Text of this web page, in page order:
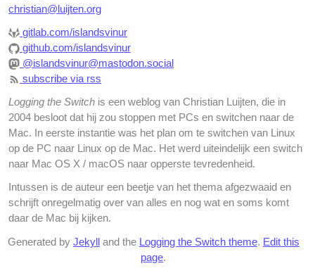
christian@luijten.org
gitlab.com/islandsvinur
github.com/islandsvinur
@islandsvinur@mastodon.social
subscribe via rss
Logging the Switch is een weblog van Christian Luijten, die in
2004 besloot dat hij zou stoppen met PCs en switchen naar de
Mac. In eerste instantie was het plan om te switchen van Linux
op de PC naar Linux op de Mac. Het werd uiteindelijk een switch
naar Mac OS X / macOS naar opperste tevredenheid.
Intussen is de auteur een beetje van het thema afgezwaaid en
schrijft onregelmatig over van alles en nog wat en soms komt
daar de Mac bij kijken.
Generated by Jekylland the Logging the Switch theme. Edit this
page.